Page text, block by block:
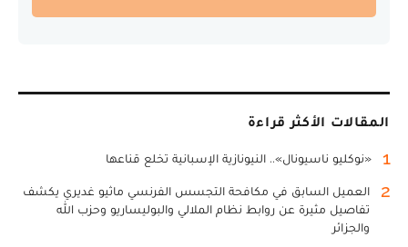
المقالات الأكثر قراءة
1 «نوكليو ناسيونال».. النيونازية الإسبانية تخلع قناعها
2
العميل السابق في مكافحة التجسس الفرنسي ماثيو غديري يكشف
تفاصيل مثيرة عن روابط نظام الملالي والبوليساريو وحزب الله
والجزائر